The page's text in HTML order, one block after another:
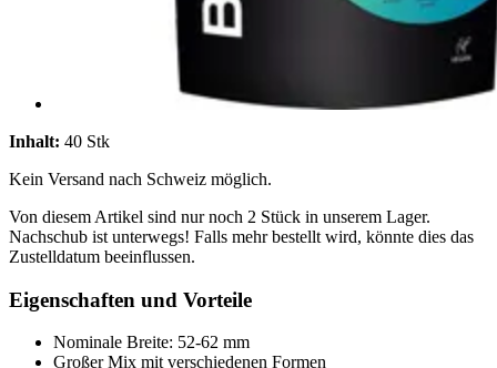
Inhalt: 40 Stk
Kein Versand nach Schweiz möglich.
Von diesem Artikel sind nur noch 2 Stück in unserem Lager.
Nachschub ist unterwegs! Falls mehr bestellt wird, könnte dies das
Zustelldatum beeinflussen.
Eigenschaften und Vorteile
Nominale Breite: 52-62 mm
Großer Mix mit verschiedenen Formen